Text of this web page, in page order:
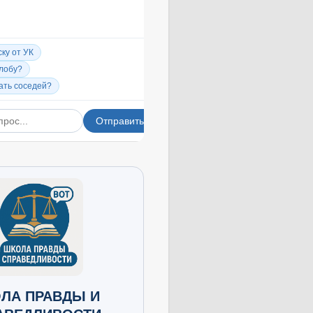
ПРАВДЫ И